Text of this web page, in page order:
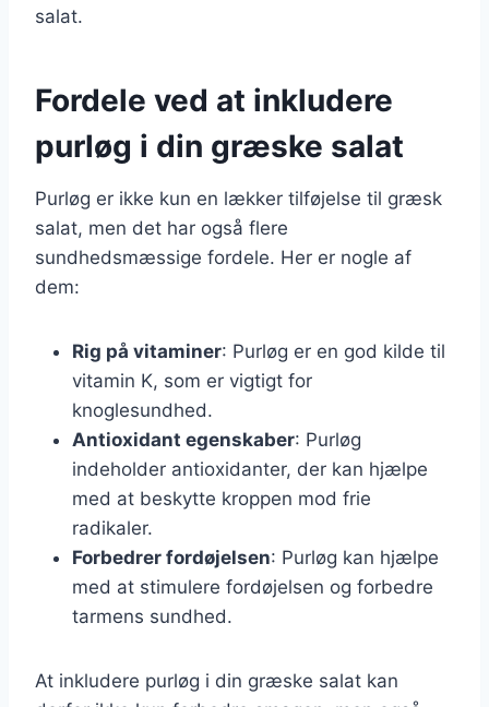
salat.
Fordele ved at inkludere
purløg i din græske salat
Purløg er ikke kun en lækker tilføjelse til græsk
salat, men det har også flere
sundhedsmæssige fordele. Her er nogle af
dem:
Rig på vitaminer: Purløg er en god kilde til
vitamin K, som er vigtigt for
knoglesundhed.
Antioxidant egenskaber: Purløg
indeholder antioxidanter, der kan hjælpe
med at beskytte kroppen mod frie
radikaler.
Forbedrer fordøjelsen: Purløg kan hjælpe
med at stimulere fordøjelsen og forbedre
tarmens sundhed.
At inkludere purløg i din græske salat kan